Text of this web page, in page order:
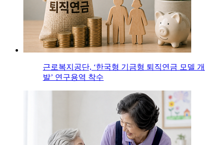
근로복지공단, ‘한국형 기금형 퇴직연금 모델 개
발’ 연구용역 착수